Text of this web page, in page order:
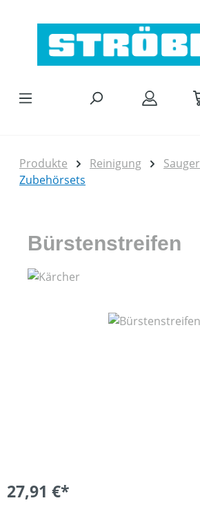
Produkte Reinigung Sauger
Zubehörsets
Bürstenstreifen
Bildergalerie überspringen
27,91 €*